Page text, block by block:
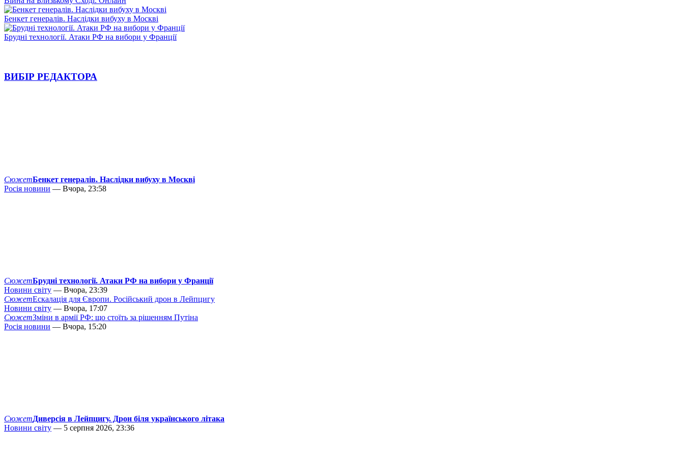
Бенкет генералів. Наслідки вибуху в Москві
Брудні технології. Атаки РФ на вибори у Франції
ВИБІР РЕДАКТОРА
СюжетБенкет генералів. Наслідки вибуху в Москві
Росія новини — Вчора, 23:58
СюжетБрудні технології. Атаки РФ на вибори у Франції
Новини світу — Вчора, 23:39
СюжетЕскалація для Європи. Російський дрон в Лейпцигу
Новини світу — Вчора, 17:07
СюжетЗміни в армії РФ: що стоїть за рішенням Путіна
Росія новини — Вчора, 15:20
СюжетДиверсія в Лейпцигу. Дрон біля українського літака
Новини світу — 5 серпня 2026, 23:36